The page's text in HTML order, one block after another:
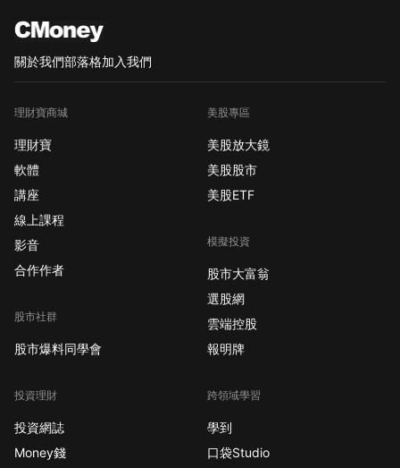
關於我們部落格加入我們
理財寶商城
理財寶
軟體
講座
線上課程
影音
合作作者
股市社群
股市爆料同學會
投資理財
投資網誌
Money錢
美股專區
美股放大鏡
美股股市
美股ETF
模擬投資
股市大富翁
選股網
雲端控股
報明牌
跨領域學習
學到
口袋Studio